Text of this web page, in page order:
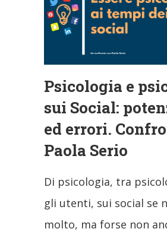
Psicologia e
sui Social:
ed errori.
Paola Serio
Di psicologia, tra
gli utenti, sui social se
molto, ma forse non